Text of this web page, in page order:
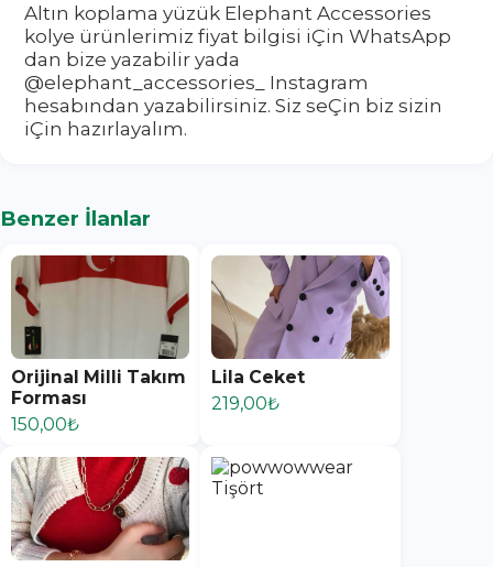
Altın koplama yüzük Elephant Accessories
kolye ürünlerimiz fiyat bilgisi iÇin WhatsApp
dan bize yazabilir yada
@elephant_accessories_ Instagram
hesabından yazabilirsiniz. Siz seÇin biz sizin
iÇin hazırlayalım.
Benzer İlanlar
Orijinal Milli Takım
Forması
150,00₺
Lila Ceket
219,00₺